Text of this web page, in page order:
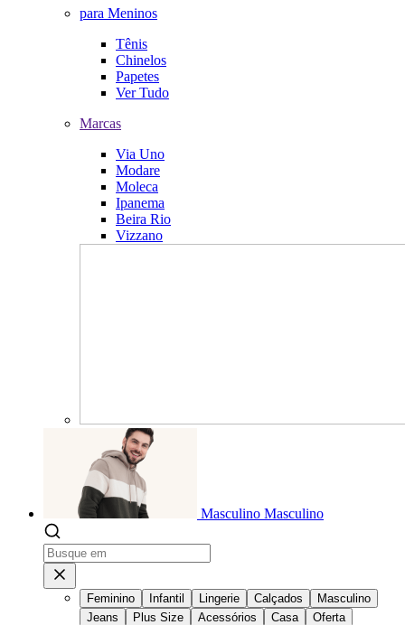
para Meninos
Tênis
Chinelos
Papetes
Ver Tudo
Marcas
Via Uno
Modare
Moleca
Ipanema
Beira Rio
Vizzano
Masculino Masculino
Feminino Infantil Lingerie Calçados
Masculino
Jeans
Plus Size Acessórios Casa Oferta